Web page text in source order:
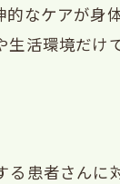
的なケアが身
生活環境だけ
る患者さんに